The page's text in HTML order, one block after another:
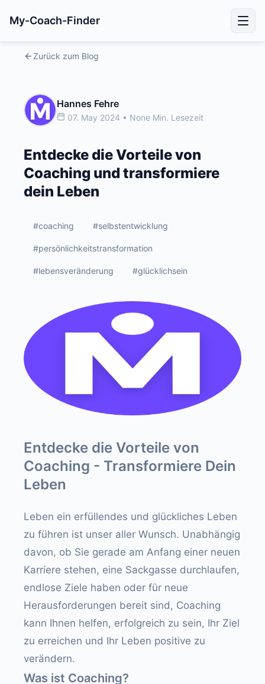
My-Coach-Finder
Zurück zum Blog
Hannes Fehre
07. May 2024 • None Min. Lesezeit
Entdecke die Vorteile von
Coaching und transformiere
dein Leben
#coaching #selbstentwicklung
#persönlichkeitstransformation
#lebensveränderung #glücklichsein
Entdecke die Vorteile von
Coaching - Transformiere Dein
Leben
Leben ein erfüllendes und glückliches Leben
zu führen ist unser aller Wunsch. Unabhängig
davon, ob Sie gerade am Anfang einer neuen
Karriere stehen, eine Sackgasse durchlaufen,
endlose Ziele haben oder für neue
Herausforderungen bereit sind, Coaching
kann Ihnen helfen, erfolgreich zu sein, Ihr Ziel
zu erreichen und Ihr Leben positive zu
verändern.
Was ist Coaching?